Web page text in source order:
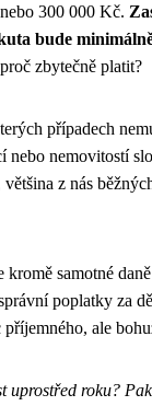
300 000 Kč.
bude
zbytečně platit?
případech
nebo nemovitostí
z nás
kromě samotné
poplatky za
ale
uprostřed roku?